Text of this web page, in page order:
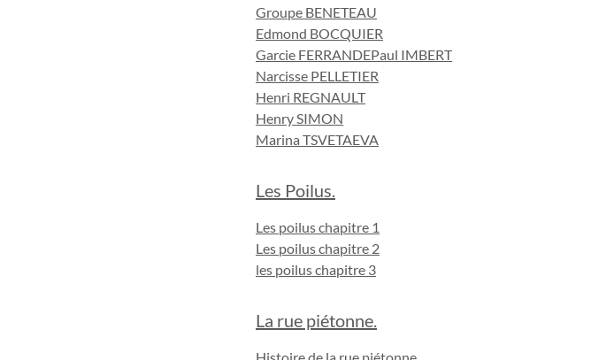
Groupe BENETEAU
Edmond BOCQUIER
Garcie FERRANDEPaul IMBERT
Narcisse PELLETIER
Henri REGNAULT
Henry SIMON
Marina TSVETAEVA
Les Poilus.
Les poilus chapitre 1
Les poilus chapitre 2
les poilus chapitre 3
La rue piétonne.